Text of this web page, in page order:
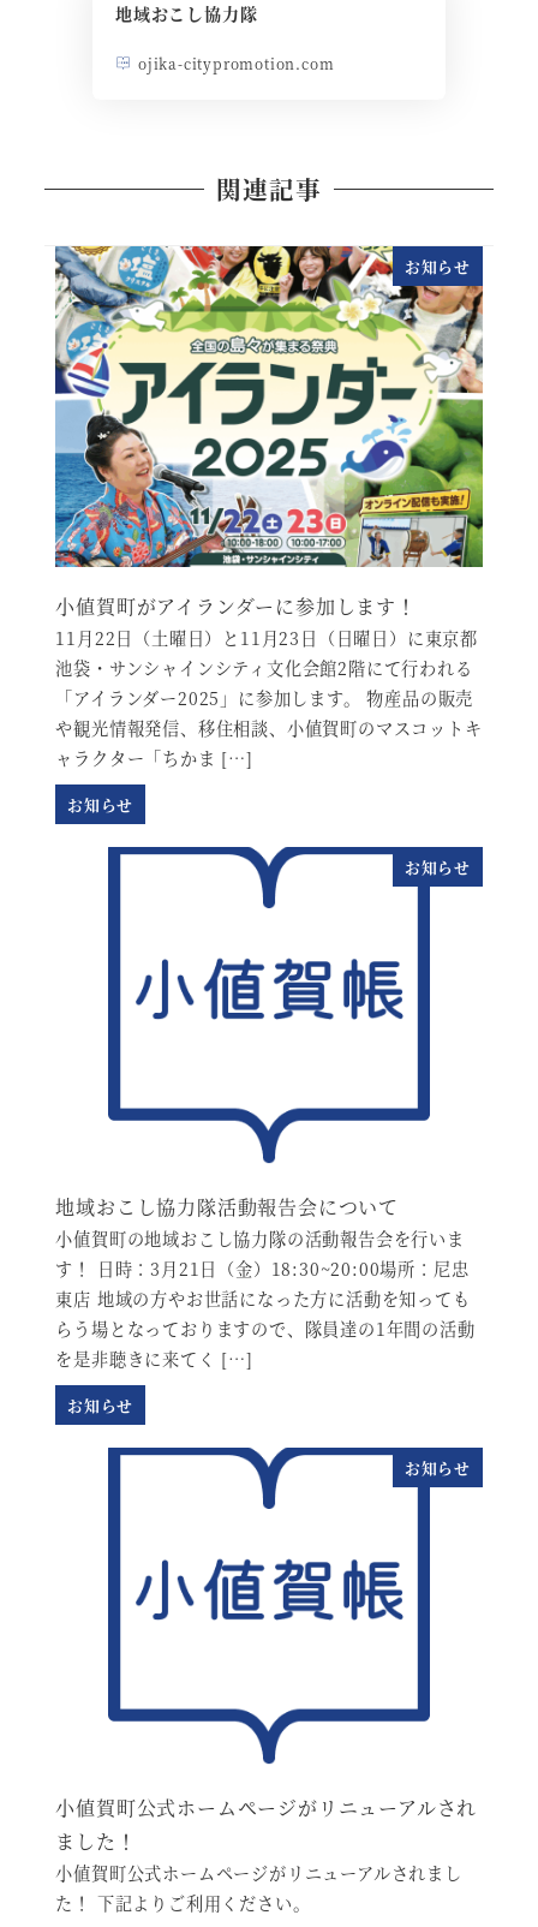
地域おこし協力隊
ojika-citypromotion.com
関連記事
お知らせ
小値賀町がアイランダーに参加します！
11月22日（土曜日）と11月23日（日曜日）に東京都
池袋・サンシャインシティ文化会館2階にて行われる
「アイランダー2025」に参加します。 物産品の販売
や観光情報発信、移住相談、小値賀町のマスコットキ
ャラクター「ちかま […]
お知らせ
お知らせ
地域おこし協力隊活動報告会について
小値賀町の地域おこし協力隊の活動報告会を行いま
す！ 日時：3月21日（金）18:30~20:00場所：尼忠
東店 地域の方やお世話になった方に活動を知っても
らう場となっておりますので、隊員達の1年間の活動
を是非聴きに来てく […]
お知らせ
お知らせ
小値賀町公式ホームページがリニューアルされ
ました！
小値賀町公式ホームページがリニューアルされまし
た！ 下記よりご利用ください。